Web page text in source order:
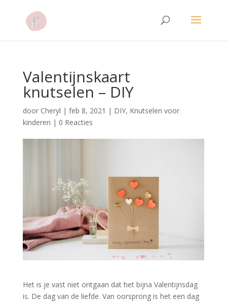
Valentijnskaart
knutselen – DIY
door Cheryl | feb 8, 2021 | DIY, Knutselen voor
kinderen | 0 Reacties
Het is je vast niet ontgaan dat het bijna Valentijnsdag
is. De dag van de liefde. Van oorsprong is het een dag